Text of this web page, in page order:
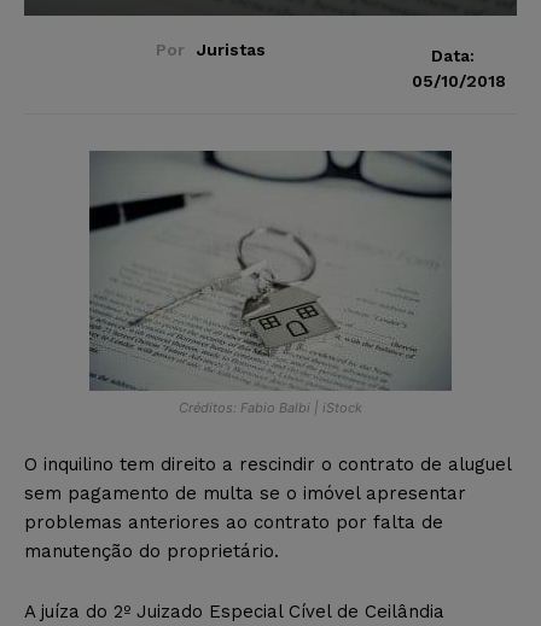
Por Juristas
Data:
05/10/2018
Créditos: Fabio Balbi | iStock
O inquilino tem direito a rescindir o contrato de aluguel
sem pagamento de multa se o imóvel apresentar
problemas anteriores ao contrato por falta de
manutenção do proprietário.
A juíza do 2º Juizado Especial Cível de Ceilândia